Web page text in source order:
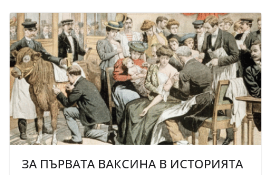
ЗА ПЪРВАТА ВАКСИНА В ИСТОРИЯТА